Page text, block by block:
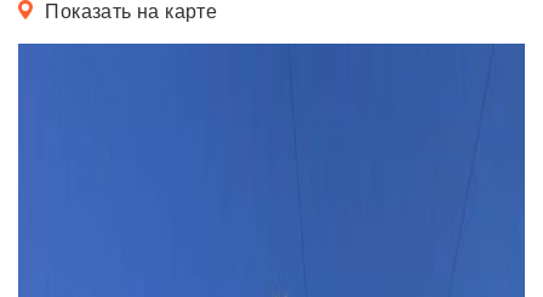
Показать на карте